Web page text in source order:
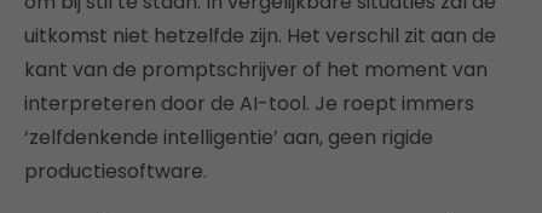
uitkomst niet hetzelfde zijn. Het verschil zit aan de
kant van de promptschrijver of het moment van
interpreteren door de AI-tool. Je roept immers
‘zelfdenkende intelligentie’ aan, geen rigide
productiesoftware.